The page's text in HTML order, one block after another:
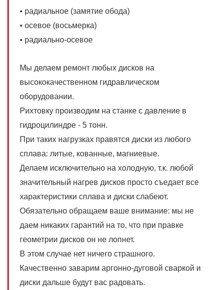
• радиальное (замятие обода)
• осевое (восьмерка)
• радиально-осевое
Мы делаем ремонт любых дисков на
высококачественном гидравлическом
оборудовании.
Рихтовку производим на станке с давление в
гидроцилиндре - 5 тонн.
При таких нагрузках правятся диски из любого
сплава: литые, кованные, магниевые.
Делаем исключительно на холодную, т.к. любой
значительный нагрев дисков просто съедает все
характеристики сплава и диски слабеют.
Обязательно обращаем ваше внимание: мы не
даем никаких гарантий на то, что при правке
геометрии дисков он не лопнет.
В этом случае нет ничего страшного.
Качественно заварим аргонно-дуговой сваркой и
диски дальше будут вас радовать.